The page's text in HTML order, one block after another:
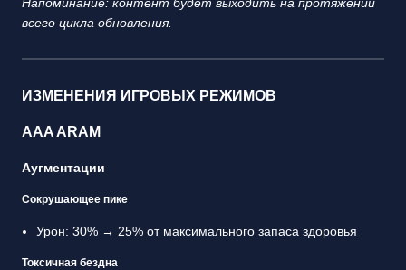
всего цикла обновления.
ИЗМЕНЕНИЯ ИГРОВЫХ РЕЖИМОВ
AAA ARAM
Аугментации
Сокрушающее пике
Урон: 30% → 25% от максимального запаса здоровья
Токсичная бездна